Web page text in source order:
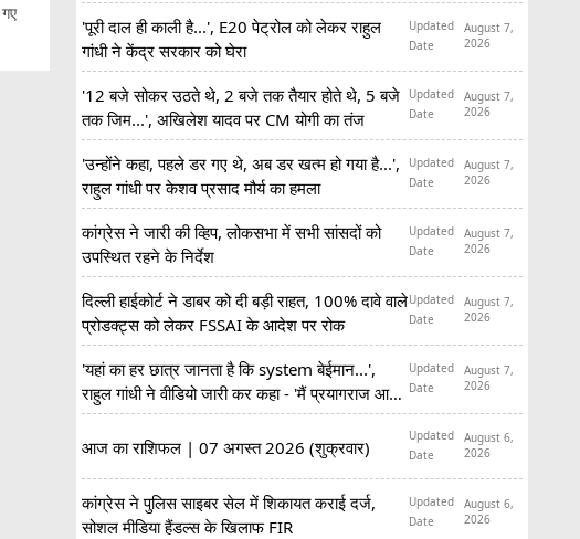
'पूरी दाल ही काली है...', E20 पेट्रोल को लेकर राहुल
गांधी ने केंद्र सरकार को घेरा
Updated
Date
August 7,
2026
'12 बजे सोकर उठते थे, 2 बजे तक तैयार होते थे, 5 बजे
तक जिम...', अखिलेश यादव पर CM योगी का तंज
Updated
Date
August 7,
2026
'उन्होंने कहा, पहले डर गए थे, अब डर खत्म हो गया है...',
राहुल गांधी पर केशव प्रसाद मौर्य का हमला
Updated
Date
August 7,
2026
कांग्रेस ने जारी की व्हिप, लोकसभा में सभी सांसदों को
उपस्थित रहने के निर्देश
Updated
Date
August 7,
2026
दिल्ली हाईकोर्ट ने डाबर को दी बड़ी राहत, 100% दावे वाले
प्रोडक्ट्स को लेकर FSSAI के आदेश पर रोक
Updated
Date
August 7,
2026
'यहां का हर छात्र जानता है कि system बेईमान...',
राहुल गांधी ने वीडियो जारी कर कहा - 'मैं प्रयागराज आ
रहा हूं'
Updated
Date
August 7,
2026
आज का राशिफल | 07 अगस्त 2026 (शुक्रवार)
Updated
Date
August 6,
2026
कांग्रेस ने पुलिस साइबर सेल में शिकायत कराई दर्ज,
सोशल मीडिया हैंडल्स के खिलाफ FIR
Updated
Date
August 6,
2026